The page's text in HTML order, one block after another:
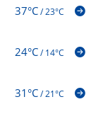
37°C/23°C
24°C/14°C
31°C/21°C